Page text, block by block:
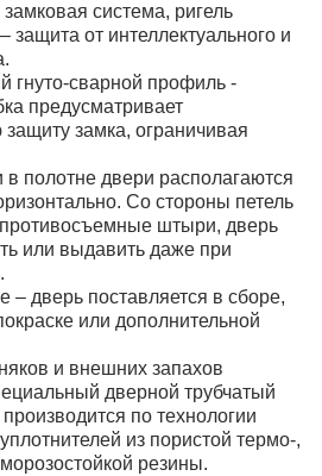
система, ригель
от интеллектуального и
гнуто-сварной профиль -
предусматривает
замка, ограничивая
в полотне двери располагаются
Со стороны петель
штыри, дверь
или выдавить даже при
– дверь поставляется в сборе,
или дополнительной
и внешних запахов
дверной трубчатый
по технологии
из пористой термо-,
резины.